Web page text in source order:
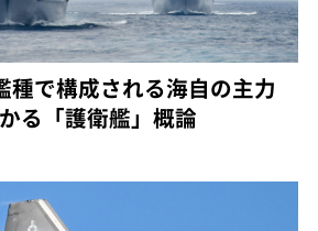
種で構成される海自の主力
る「護衛艦」概論